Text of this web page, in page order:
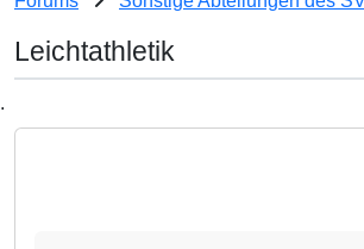
Leichtathletik
.